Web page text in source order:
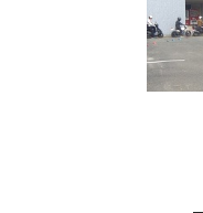
転職・Uターン就職
在校生・保護者の